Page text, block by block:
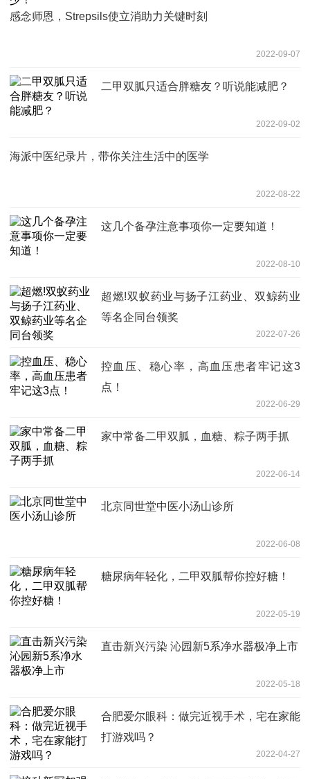
感念师恩，Strepsils使立消助力关键时刻
2022-09-07
二甲双胍只适合胖糖友？听说能减肥？
2022-09-02
海派中医纪录片，带你关注生活中的医学
2022-08-22
这几个备孕注意事项你一定要知道！
2022-08-10
超燃!双蚁药业与扬子江药业、双鲸药业
等名企同台领奖
2022-07-26
控血压、稳心率，高血压患者牢记这3
点！
2022-06-29
家中常备二甲双胍，血糖、粽子两手抓
2022-06-14
北京同世堂中医小汤山诊所
2022-06-08
糖尿病年轻化，二甲双胍帮你控好糖！
2022-05-19
直击新兴污染 沁园新5系净水器极净上市
2022-05-18
合肥爱尔眼科：做完近视手术，宅在家能
打游戏吗？
2022-04-27